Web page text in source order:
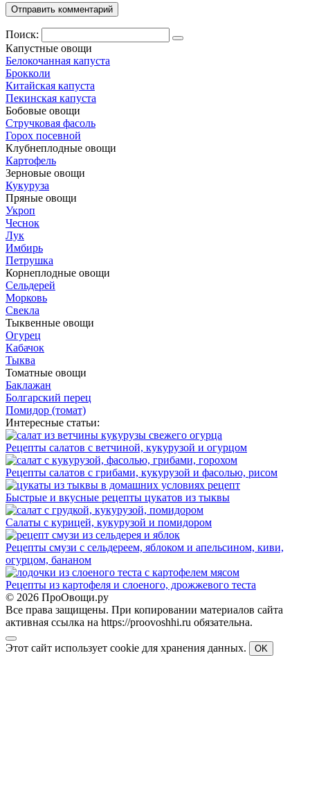
Поиск:
Капустные овощи
Белокочанная капуста
Брокколи
Китайская капуста
Пекинская капуста
Бобовые овощи
Стручковая фасоль
Горох посевной
Клубнеплодные овощи
Картофель
Зерновые овощи
Кукуруза
Пряные овощи
Укроп
Чеснок
Лук
Имбирь
Петрушка
Корнеплодные овощи
Сельдерей
Морковь
Свекла
Тыквенные овощи
Огурец
Кабачок
Тыква
Томатные овощи
Баклажан
Болгарский перец
Помидор (томат)
Интересные статьи:
Рецепты салатов с ветчиной, кукурузой и огурцом
Рецепты салатов с грибами, кукурузой и фасолью, рисом
Быстрые и вкусные рецепты цукатов из тыквы
Салаты с курицей, кукурузой и помидором
Рецепты смузи с сельдереем, яблоком и апельсином, киви,
огурцом, бананом
Рецепты из картофеля и слоеного, дрожжевого теста
© 2026 ПроОвощи.ру
Все права защищены. При копировании материалов сайта
активная ссылка на https://proovoshhi.ru обязательна.
Этот сайт использует cookie для хранения данных. OK